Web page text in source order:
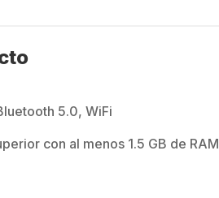
5.0, WiFi
con al menos 1.5 GB de RAM